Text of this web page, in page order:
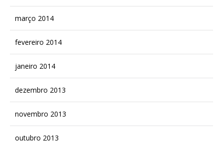
março 2014
fevereiro 2014
janeiro 2014
dezembro 2013
novembro 2013
outubro 2013